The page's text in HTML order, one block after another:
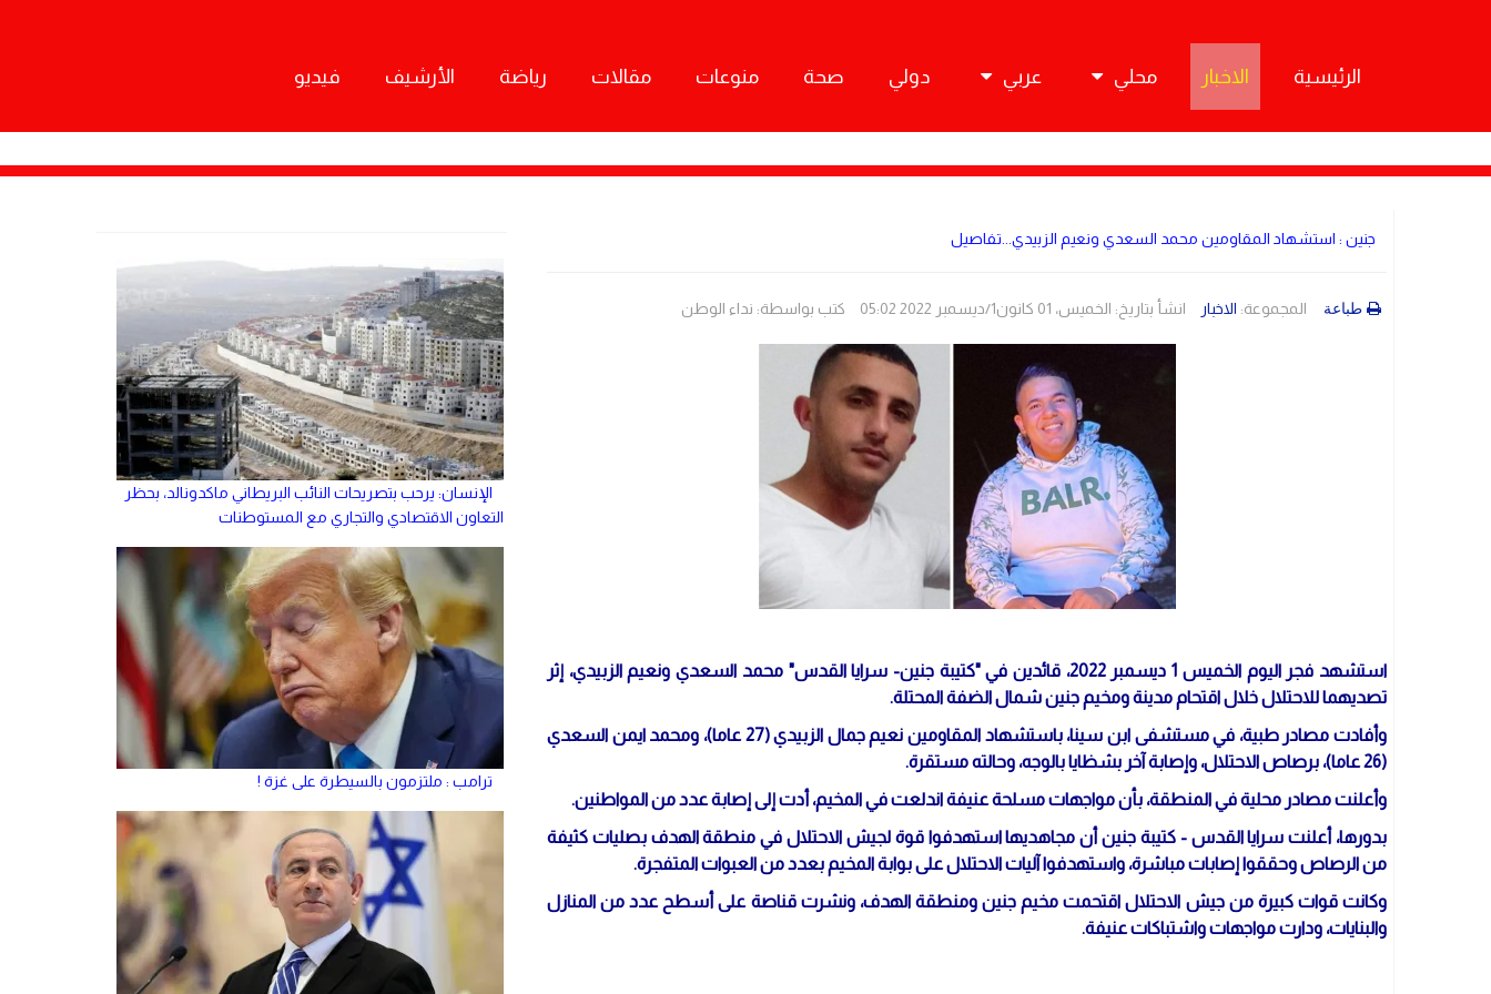
الرئيسية الاخبار محلي عربي دولي صحة منوعات مقالات رياضة الأرشيف فيديو
جنين : استشهاد المقاومين محمد السعدي ونعيم الزبيدي...تفاصيل
المجموعة: الاخبار انشأ بتاريخ: الخميس، 01 كانون1/ديسمبر 2022 05:02 كتب بواسطة: نداء الوطن طباعة
استشهد فجر اليوم الخميس 1 ديسمبر 2022، قائدين في "كتيبة جنين- سرايا القدس" محمد السعدي ونعيم الزبيدي، إثر
تصديهما للاحتلال خلال اقتحام مدينة ومخيم جنين شمال الضفة المحتلة.
وأفادت مصادر طبية، في مستشفى ابن سينا، باستشهاد المقاومين نعيم جمال الزبيدي (27 عاما)، ومحمد ايمن السعدي
(26 عاما)، برصاص الاحتلال، وإصابة آخر بشظايا بالوجه، وحالته مستقرة.
وأعلنت مصادر محلية في المنطقة، بأن مواجهات مسلحة عنيفة اندلعت في المخيم، أدت إلى إصابة عدد من المواطنين.
بدورها، أعلنت سرايا القدس - كتيبة جنين أن مجاهديها استهدفوا قوة لجيش الاحتلال في منطقة الهدف بصليات كثيفة
من الرصاص وحققوا إصابات مباشرة، واستهدفوا آليات الاحتلال على بوابة المخيم بعدد من العبوات المتفجرة.
وكانت قوات كبيرة من جيش الاحتلال اقتحمت مخيم جنين ومنطقة الهدف، ونشرت قناصة على أسطح عدد من المنازل
والبنايات، ودارت مواجهات واشتباكات عنيفة.
الإنسان: يرحب بتصريحات النائب البريطاني ماكدونالد، بحظر
التعاون الاقتصادي والتجاري مع المستوطنات
ترامب : ملتزمون بالسيطرة على غزة !